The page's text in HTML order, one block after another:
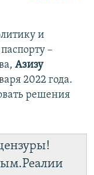
и
–
Азизу
2022 года.
решения